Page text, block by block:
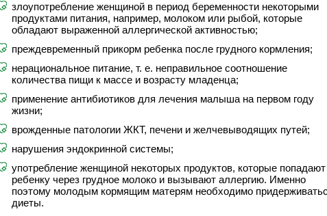
злоупотребление женщиной в период беременности некоторыми
продуктами питания, например, молоком или рыбой, которые
обладают выраженной аллергической активностью;
преждевременный прикорм ребенка после грудного кормления;
нерациональное питание, т. е. неправильное соотношение
количества пищи к массе и возрасту младенца;
применение антибиотиков для лечения малыша на первом году
жизни;
врожденные патологии ЖКТ, печени и желчевыводящих путей;
нарушения эндокринной системы;
употребление женщиной некоторых продуктов, которые попадают
ребенку через грудное молоко и вызывают аллергию. Именно
поэтому молодым кормящим матерям необходимо
диеты.